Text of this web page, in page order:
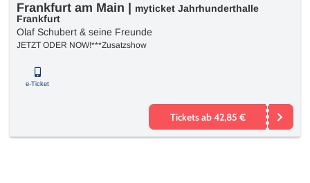
Frankfurt am Main
myticket Jahrhunderthalle
Frankfurt
Olaf Schubert & seine Freunde
JETZT ODER NOW!***Zusatzshow
e-Ticket
Tickets ab 42,85 €